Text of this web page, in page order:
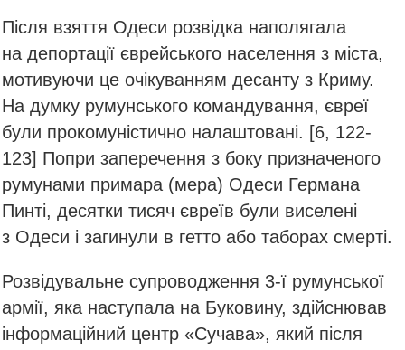
Після взяття Одеси розвідка наполягала
на депортації єврейського населення з міста,
мотивуючи це очікуванням десанту з Криму.
На думку румунського командування, євреї
були прокомуністично налаштовані. [6, 122-
123] Попри заперечення з боку призначеного
румунами примара (мера) Одеси Германа
Пинті, десятки тисяч євреїв були виселені
з Одеси і загинули в гетто або таборах смерті.
Розвідувальне супроводження 3-ї румунської
армії, яка наступала на Буковину, здійснював
інформаційний центр «Сучава», який після